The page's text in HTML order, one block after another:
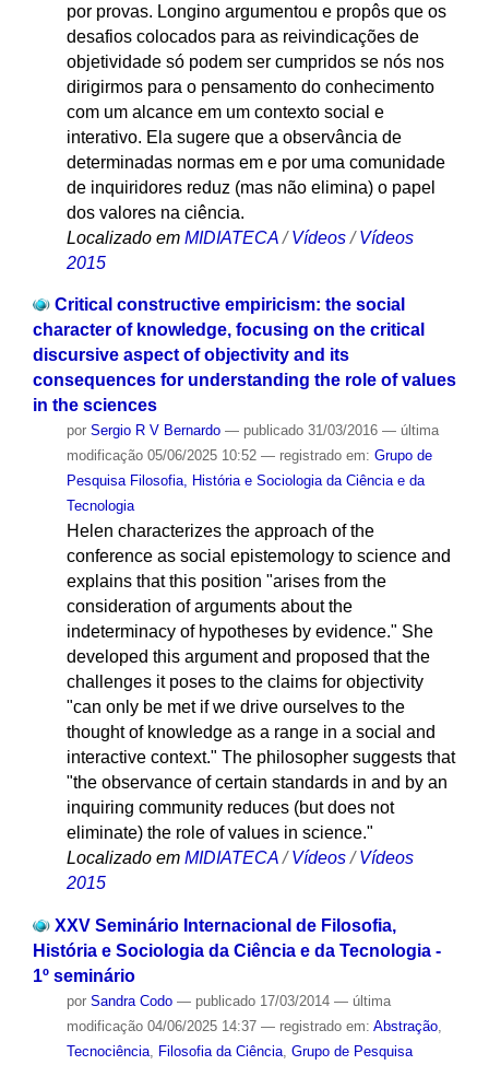
por provas. Longino argumentou e propôs que os
desafios colocados para as reivindicações de
objetividade só podem ser cumpridos se nós nos
dirigirmos para o pensamento do conhecimento
com um alcance em um contexto social e
interativo. Ela sugere que a observância de
determinadas normas em e por uma comunidade
de inquiridores reduz (mas não elimina) o papel
dos valores na ciência.
Localizado em MIDIATECA /Vídeos /Vídeos
2015
Critical constructive empiricism: the social
character of knowledge, focusing on the critical
discursive aspect of objectivity and its
consequences for understanding the role of values
in the sciences
por Sergio R V Bernardo — publicado31/03/2016 — última
modificação05/06/2025 10:52 — registrado em: Grupo de
Pesquisa Filosofia, História e Sociologia da Ciência e da
Tecnologia
Helen characterizes the approach of the
conference as social epistemology to science and
explains that this position "arises from the
consideration of arguments about the
indeterminacy of hypotheses by evidence." She
developed this argument and proposed that the
challenges it poses to the claims for objectivity
"can only be met if we drive ourselves to the
thought of knowledge as a range in a social and
interactive context." The philosopher suggests that
"the observance of certain standards in and by an
inquiring community reduces (but does not
eliminate) the role of values ​​in science."
Localizado em MIDIATECA /Vídeos /Vídeos
2015
XXV Seminário Internacional de Filosofia,
História e Sociologia da Ciência e da Tecnologia -
1º seminário
por Sandra Codo — publicado17/03/2014 — última
modificação04/06/2025 14:37 — registrado em: Abstração,
Tecnociência, Filosofia da Ciência, Grupo de Pesquisa